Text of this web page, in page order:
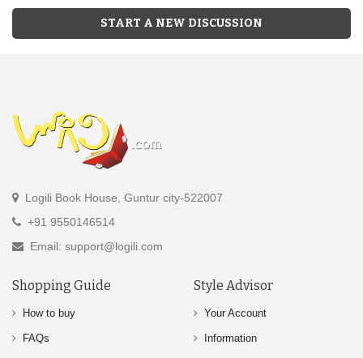
START A NEW DISCUSSION
Logili Book House, Guntur city-522007
+91 9550146514
Email: support@logili.com
Shopping Guide
How to buy
FAQs
Style Advisor
Your Account
Information